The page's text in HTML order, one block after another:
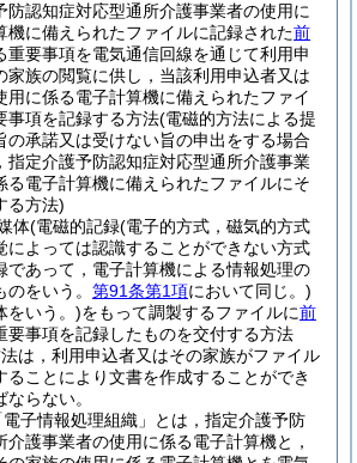
防認知症対応型通所介護事業者の使用に
機に備えられたファイルに記録された前
重要事項を電気通信回線を通じて利用申
家族の閲覧に供し，当該利用申込者又は
用に係る電子計算機に備えられたファイ
事項を記録する方法(電磁的方法による提
の承諾又は受けない旨の申出をする場合
指定介護予防認知症対応型通所介護事業
る電子計算機に備えられたファイルにそ
る方法)
体(電磁的記録(電子的方式，磁気的方式
によっては認識することができない方式
であって，電子計算機による情報処理の
をいう。 第91条第1項において同じ。)
をいう。)をもって調製するファイルに前
要事項を記録したものを交付する方法
は，利用申込者又はその家族がファイル
ることにより文書を作成することができ
らない。
電子情報処理組織」とは，指定介護予防
介護事業者の使用に係る電子計算機と，